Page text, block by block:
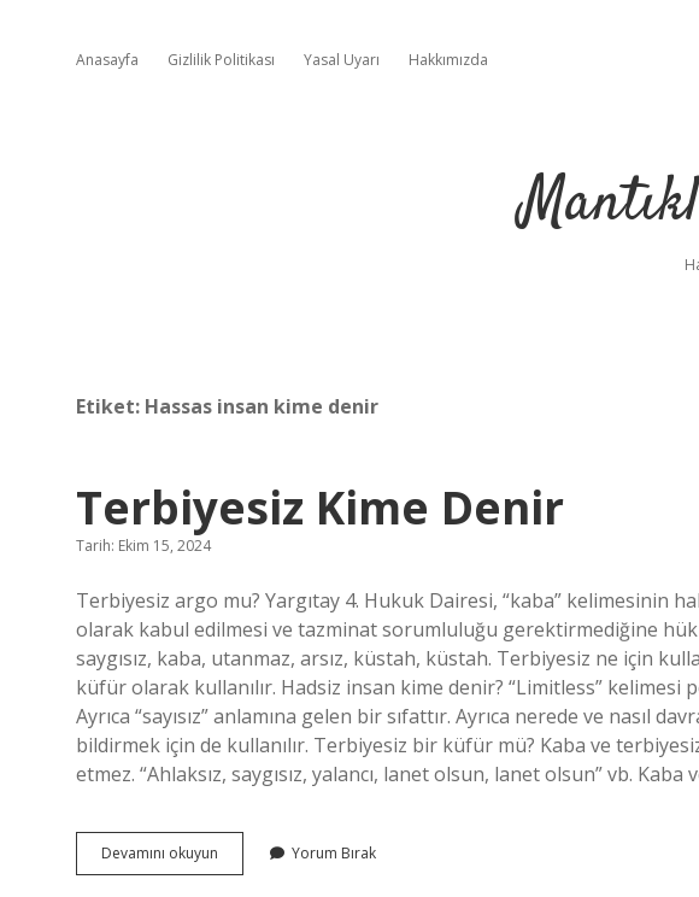
Anasayfa Gizlilik Politikası Yasal Uyarı Hakkımızda
Etiket: Hassas insan kime denir
Terbiyesiz Kime Denir
Tarih: Ekim 15, 2024
Terbiyesiz argo mu? Yargıtay 4. Hukuk Dairesi, “kaba” kelimesinin
olarak kabul edilmesi ve tazminat sorumluluğu gerektirmediğine
saygısız, kaba, utanmaz, arsız, küstah, küstah. Terbiyesiz ne için
küfür olarak kullanılır. Hadsiz insan kime denir? “Limitless” kelimesi
Ayrıca “sayısız” anlamına gelen bir sıfattır. Ayrıca nerede ve nasıl
bildirmek için de kullanılır. Terbiyesiz bir küfür mü? Kaba ve
etmez. “Ahlaksız, saygısız, yalancı, lanet olsun, lanet olsun” vb. Kaba
Devamını okuyun Terbiyesiz
Kime
Yorum Bırak